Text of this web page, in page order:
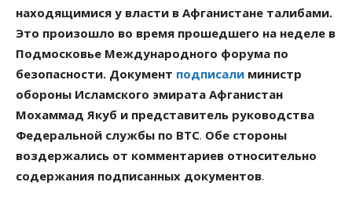
находящимися у власти в Афганистане талибами.
Это произошло во время прошедшего на неделе в
Подмосковье Международного форума по
безопасности. Документ подписали министр
обороны Исламского эмирата Афганистан
Мохаммад Якуб и представитель руководства
Федеральной службы по ВТС. Обе стороны
воздержались от комментариев относительно
содержания подписанных документов.